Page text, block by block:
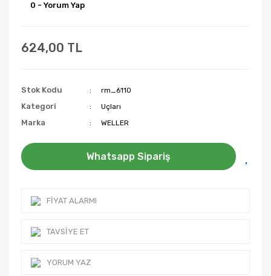
0 - Yorum Yap
624,00 TL
Stok Kodu rm_6110
Kategori Uçları
Marka WELLER
Whatsapp Sipariş
FIYAT ALARMI
TAVSIYE ET
YORUM YAZ